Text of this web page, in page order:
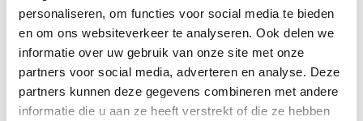
personaliseren, om functies voor social media te bieden
en om ons websiteverkeer te analyseren. Ook delen we
informatie over uw gebruik van onze site met onze
partners voor social media, adverteren en analyse. Deze
partners kunnen deze gegevens combineren met andere
informatie die u aan ze heeft verstrekt of die ze hebben